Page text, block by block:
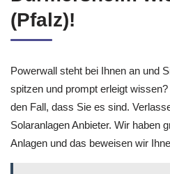
(Pfalz)!
Powerwall steht bei Ihnen an und
spitzen und prompt erleigt
den Fall, dass Sie es sind.
Solaranlagen Anbieter. Wir haben
Anlagen und das beweisen wir